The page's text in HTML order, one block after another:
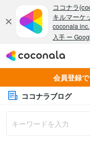
会員登録
ココナラブログ